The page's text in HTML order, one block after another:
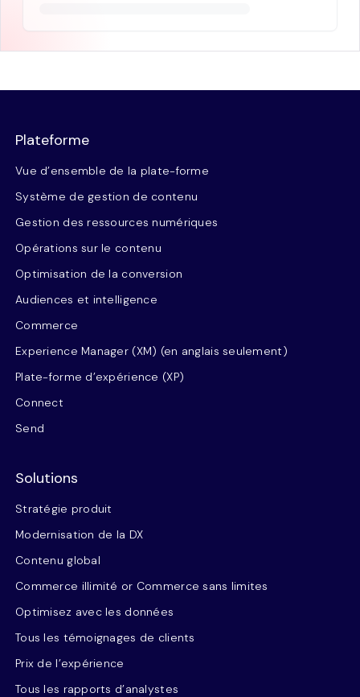
Plateforme
Vue d’ensemble de la plate-forme
Système de gestion de contenu
Gestion des ressources numériques
Opérations sur le contenu
Optimisation de la conversion
Audiences et intelligence
Commerce
Experience Manager (XM) (en anglais seulement)
Plate-forme d’expérience (XP)
Connect
Send
Solutions
Stratégie produit
Modernisation de la DX
Contenu global
Commerce illimité or Commerce sans limites
Optimisez avec les données
Tous les témoignages de clients
Prix de l’expérience
Tous les rapports d’analystes